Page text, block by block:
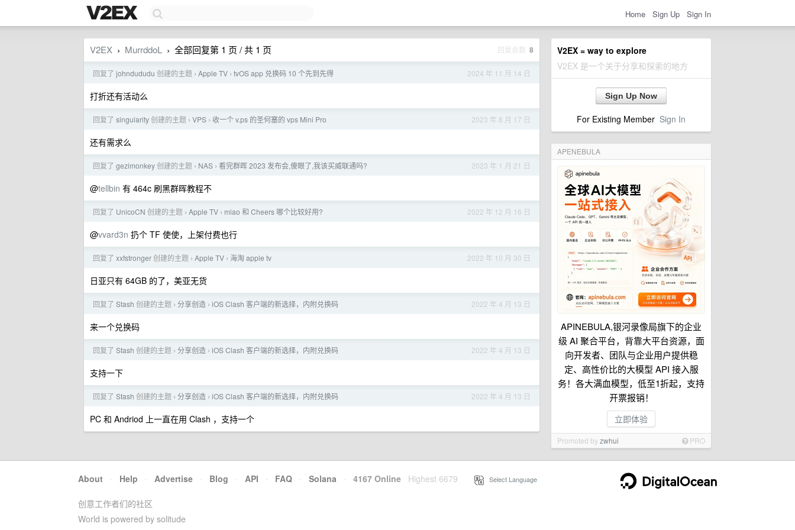
Home Sign Up Sign In
V2EX = way to explore
V2EX 是一个关于分享和探索的地方
Sign Up Now
For Existing Member Sign In
APENEBULA
APINEBULA,银河录像局旗下的企业
级 AI 聚合平台，背靠大平台资源，面
向开发者、团队与企业用户提供稳
定、高性价比的大模型 API 接入服
务！各大满血模型，低至1折起，支持
开票报销！
立即体验
Promoted byzwhui PRO
V2EX › MurrddoL › 全部回复第 1 页 / 共 1 页 回复总数 8
2024 年 11 月 14 日
回复了 johndududu 创建的主题 › Apple TV › tvOS app 兑换码 10 个先到先得
打折还有活动么
2023 年 8 月 17 日
回复了 singularity创建的主题 › VPS › 收一个 v.ps 的圣何塞的 vps Mini Pro
还有需求么
2023 年 1 月 21 日
回复了 gezimonkey创建的主题 › NAS › 看完群晖 2023 发布会,傻眼了,我该买威联通吗?
@tellbin 有 464c 刷黑群晖教程不
2022 年 12 月 16 日
回复了 UnicoCN 创建的主题 › Apple TV › miao 和 Cheers 哪个比较好用?
@vvard3n 扔个 TF 使使，上架付费也行
2022 年 10 月 30 日
回复了 xxfstronger创建的主题 › Apple TV › 海淘 apple tv
日亚只有 64GB 的了，美亚无货
2022 年 4 月 13 日
回复了 Stash 创建的主题 › 分享创造 › iOS Clash 客户端的新选择，内附兑换码
来一个兑换码
2022 年 4 月 13 日
回复了 Stash 创建的主题 › 分享创造 › iOS Clash 客户端的新选择，内附兑换码
支持一下
2022 年 4 月 13 日
回复了 Stash 创建的主题 › 分享创造 › iOS Clash 客户端的新选择，内附兑换码
PC 和 Andriod 上一直在用 Clash ，支持一个
About · Help · Advertise · Blog · API · FAQ · Solana · 4167 Online Highest 6679 Select Language
创意工作者们的社区
World is powered by solitude